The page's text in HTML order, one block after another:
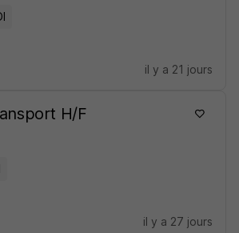
il y a 21 jours
H/F
il y a 27 jours